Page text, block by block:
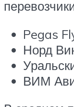
Pegas
Норд
ВИМ